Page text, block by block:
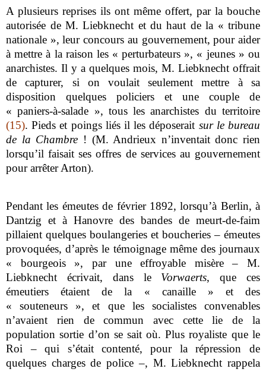
A plusieurs reprises ils ont même offert, par la bouche
autorisée de M. Liebknecht et du haut de la « tribune
nationale », leur concours au gouvernement, pour aider
à mettre à la raison les « perturbateurs », « jeunes » ou
anarchistes. Il y a quelques mois, M. Liebknecht offrait
de capturer, si on voulait seulement mettre à sa
disposition quelques policiers et une couple de
« paniers-à-salade », tous les anarchistes du territoire
(15). Pieds et poings liés il les déposerait sur le bureau
de la Chambre ! (M. Andrieux n’inventait donc rien
lorsqu’il faisait ses offres de services au gouvernement
pour arrêter Arton).
Pendant les émeutes de février 1892, lorsqu’à Berlin, à
Dantzig et à Hanovre des bandes de meurt-de-faim
pillaient quelques boulangeries et boucheries – émeutes
provoquées, d’après le témoignage même des journaux
« bourgeois », par une effroyable misère – M.
Liebknecht écrivait, dans le
Vorwaerts, que ces
émeutiers étaient de la « canaille » et des
« souteneurs », et que les socialistes convenables
n’avaient rien de commun avec cette lie de la
population sortie d’on se sait où. Plus royaliste que le
Roi – qui s’était contenté, pour la répression de
quelques charges de police –, M. Liebknecht rappela